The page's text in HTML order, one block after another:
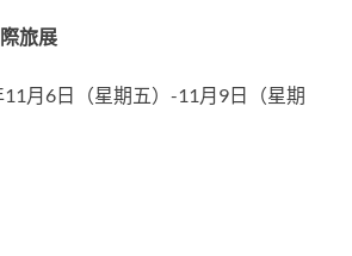
旅展
月6日（星期五）-11月9日（星期